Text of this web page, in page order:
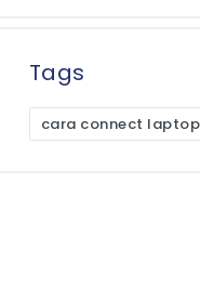
Tags
cara connect